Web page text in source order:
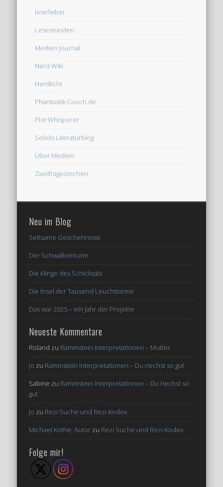
lesefieber
Lesestunden
Medien Journal
Nerd Wiki
Nerdlicht
Phantastik-Couch.de
Plot Whisperer
Soleils Literaturblog
Über Medien
Zweifragezeichen
Neu im Blog
Seltsame Geschehnisse
Der Schwalbenturm
Die Klinge des Schicksals
Die Insel der Tausend Leuchttürme
Das war 2025 – ein Jahr der Projekte
Neueste Kommentare
Roland zu Rammstein Interpretationen – Mutter
Jo zu Rammstein Interpretationen – Du riechst so gut
Sabine zu Rammstein Interpretationen – Du riechst so
gut
Jo zu Rezi Suche und Rezi-Kodex
Michael Kothe, Autor zu Rezi Suche und Rezi-Kodex
Folge mir!